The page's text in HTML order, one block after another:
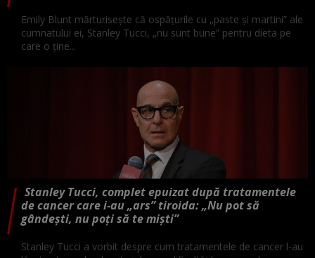
Emily Blunt mărturisește că ospățurile cu „paste și martini” ale
cumnatului ei, Stanley Tucci, „nu sunt bune” pentru dieta pe
care o ține...
Stanley Tucci, complet epuizat după tratamentele
de cancer care i-au „ars” tiroida: „Nu pot să
gândești, nu poți să te miști”
Stanley Tucci a vorbit despre cum tratamentele de cancer l-au